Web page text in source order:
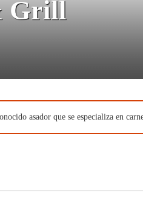
Grill
asador que se especializa en